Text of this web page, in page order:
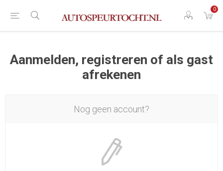
0
Aanmelden, registreren of als gast
afrekenen
Nog geen account?